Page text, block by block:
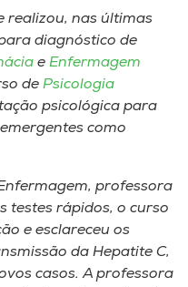
realizou, nas últimas
diagnóstico de
e Enfermagem
de Psicologia
psicológica para
como
professora
testes rápidos, o curso
e esclareceu os
da Hepatite C,
casos. A professora